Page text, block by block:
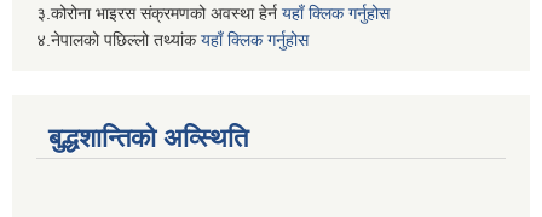
३.कोरोना भाइरस संक्रमणको अवस्था हेर्न यहाँ क्लिक गर्नुहोस
४.नेपालको पछिल्लो तथ्यांकयहाँ क्लिक गर्नुहोस
बुद्धशान्तिको अव्स्थिति